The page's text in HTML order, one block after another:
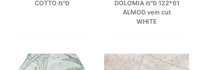
61*122 ס"מ DOLOMIA
ALMOD vein cut
WHITE
ס"מ COTTO